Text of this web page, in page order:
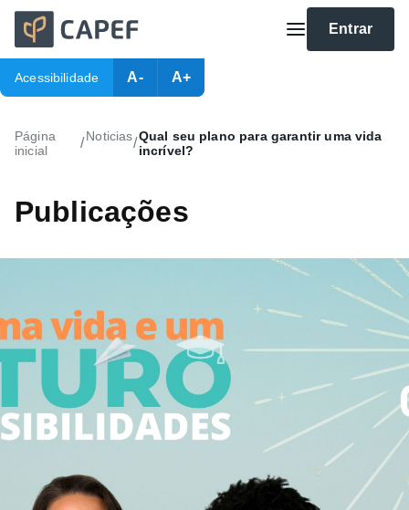
Entrar
Acessibilidade A- A+
Página
inicial
/Noticias/Qual seu plano para garantir uma vida
incrível?
Publicações